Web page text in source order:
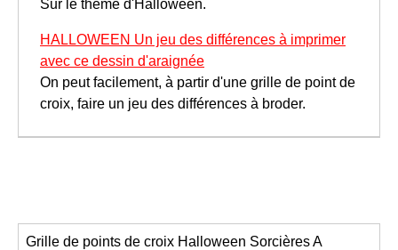
Sur le thème d'Halloween.
HALLOWEEN Un jeu des différences à imprimer
avec ce dessin d'araignée
On peut facilement, à partir d'une grille de point de
croix, faire un jeu des différences à broder.
Grille de points de croix Halloween SorcièresA